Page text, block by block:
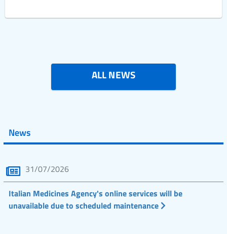
ALL NEWS
News
31/07/2026
Italian Medicines Agency's online services will be
unavailable due to scheduled maintenance